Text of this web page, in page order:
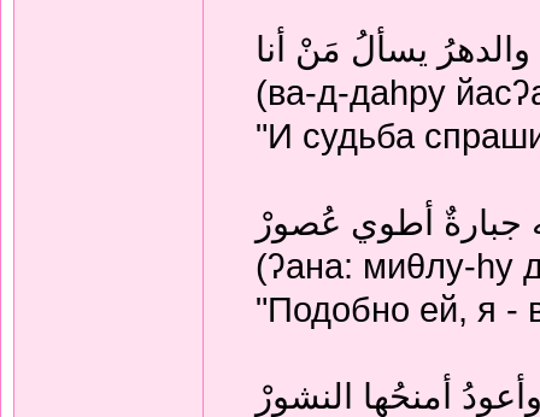
والدهرُ يسألُ مَنْ أنا
(ва-д-даhру
"И судьба
جبارةٌ أطوي عُصورْ
(ʔана: миθлу-hу
"Подобно ей, я -
أمنحُها النشورْ